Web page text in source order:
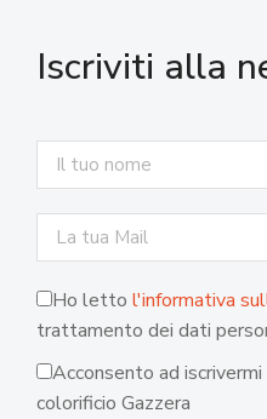
Iscriviti alla
Ho letto l'informativa
trattamento dei dati
Acconsento ad
colorificio Gazzera